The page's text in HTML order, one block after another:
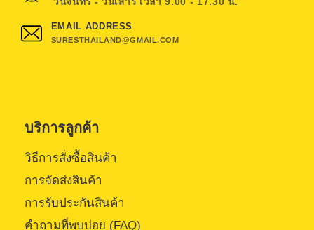
EMAIL ADDRESS
SURESTHAILAND@GMAIL.COM
บริการลูกค้า
วิธีการสั่งซื้อสินค้า
การจัดส่งสินค้า
การรับประกันสินค้า
คำถามที่พบบ่อย (FAQ)